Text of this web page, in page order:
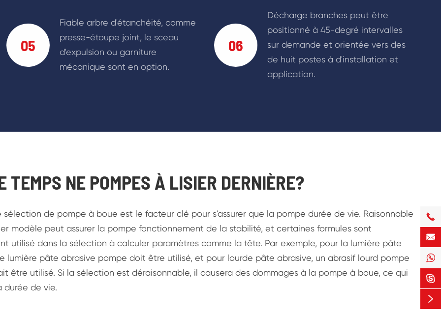
05
Fiable arbre d'étanchéité, comme
presse-étoupe joint, le sceau
d'expulsion ou garniture
mécanique sont en option.
06
Décharge branches peut être
positionné à 45-degré intervalles
sur demande et orientée vers des
de huit postes à d'installation et
application.
TEMPS NE POMPES À LISIER DERNIÈRE?
sélection de pompe à boue est le facteur clé pour s'assurer que la pompe durée de vie. Raisonnable
modèle peut assurer la pompe fonctionnement de la stabilité, et certaines formules sont
utilisé dans la sélection à calculer paramètres comme la tête. Par exemple, pour la lumière pâte
lumière pâte abrasive pompe doit être utilisé, et pour lourde pâte abrasive, un abrasif lourd pompe
être utilisé. Si la sélection est déraisonnable, il causera des dommages à la pompe à boue, ce qui
durée de vie.




